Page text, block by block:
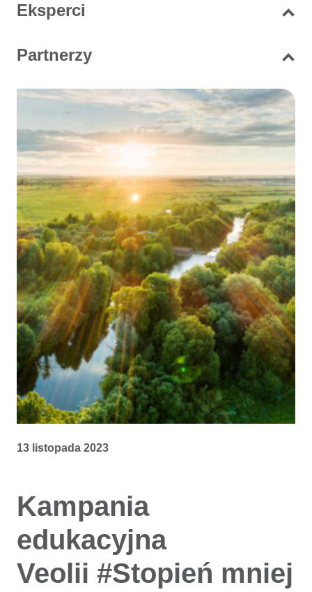
Eksperci
Partnerzy
13 listopada 2023
Kampania
edukacyjna
Veolii #Stopień mniej